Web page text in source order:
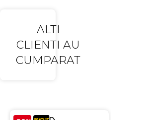
ALTI
CLIENTI AU
CUMPARAT